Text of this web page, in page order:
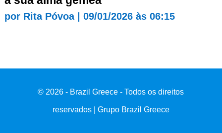
por Rita Póvoa| 09/01/2026 às 06:15
© 2026 - Brazil Greece - Todos os direitos
reservados | Grupo Brazil Greece